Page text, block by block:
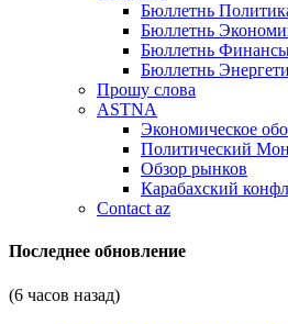
Бюллетнь
Бюллетнь
Бюллетнь
Бюллетнь
Прошу слова
ASTNA
Экономическое
Политический
Обзор рынков
Карабахский
Contact az
Последнее обновление
(6 часов назад)